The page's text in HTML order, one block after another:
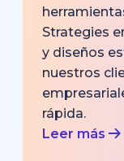
Strategies
y diseños
nuestros
rápida.
Leer más